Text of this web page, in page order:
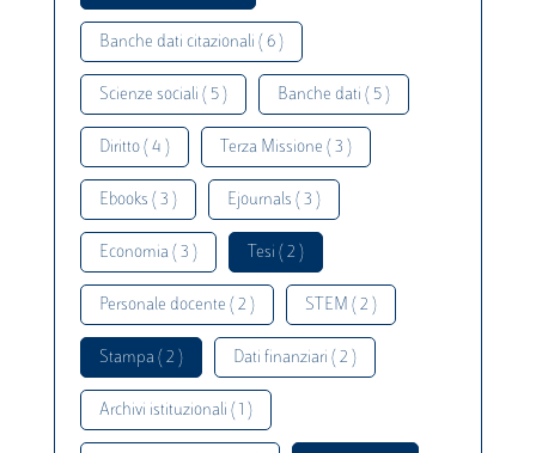
Banche dati citazionali ( 6 )
Scienze sociali ( 5 ) Banche dati ( 5 )
Diritto ( 4 ) Terza Missione ( 3 )
Ebooks ( 3 ) Ejournals ( 3 )
Economia ( 3 ) Tesi ( 2 )
Personale docente ( 2 ) STEM ( 2 )
Stampa ( 2 ) Dati finanziari ( 2 )
Archivi istituzionali ( 1 )